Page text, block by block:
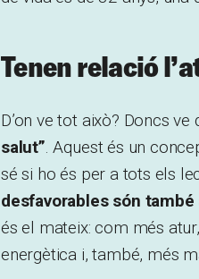
Tenen relació
D’on ve tot això? Doncs ve
salut”. Aquest és un
sé si ho és per a tots els
desfavorables són
és el mateix: com més
energètica i, també, més